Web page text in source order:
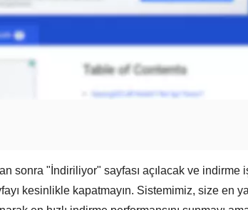
sonra " İndiriliyor" sayfası açılacak ve indirme
kesinlikle kapatmayın. Sistemimiz, size en